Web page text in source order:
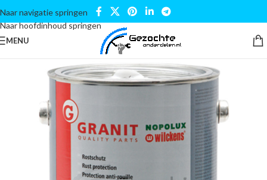
Naar navigatie springen
Naar hoofdinhoud springen
MENU